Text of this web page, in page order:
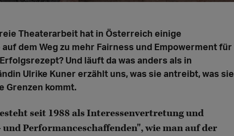
Theaterarbeit hat in Österreich einige
dem Weg zu mehr Fairness und Empowerment für
Und läuft da was anders als in
Ulrike Kuner erzählt uns, was sie antreibt, was sie
Grenzen kommt.
seit 1988 als Interessenvertretung und
Performanceschaffenden", wie man auf der